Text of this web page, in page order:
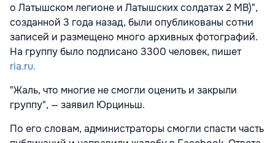
о Латышском легионе и Латышских солдатах 2 МВ)",
созданной 3 года назад, были опубликованы сотни
записей и размещено много архивных фотографий.
На группу было подписано 3300 человек, пишет
ria.ru.
"Жаль, что многие не смогли оценить и закрыли
группу", — заявил Юрциньш.
По его словам, администраторы смогли спасти часть